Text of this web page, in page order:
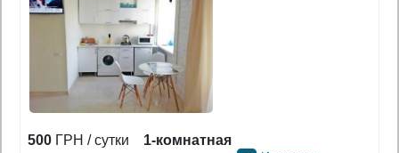
500 ГРН / сутки 1-комнатная